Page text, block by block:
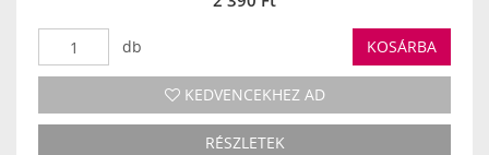
db KOSÁRBA
KEDVENCEKHEZ AD
RÉSZLETEK